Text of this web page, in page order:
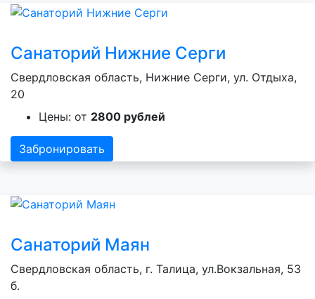
Санаторий Нижние Серги
Свердловская область, Нижние Серги, ул. Отдыха,
20
Цены: от 2800 рублей
Забронировать
Санаторий Маян
Свердловская область, г. Талица, ул.Вокзальная, 53
б.